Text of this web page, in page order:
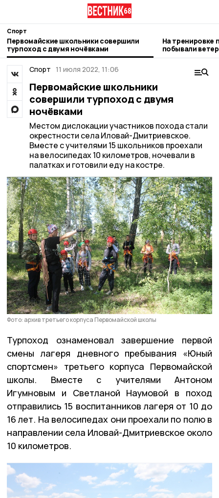
Спорт
Первомайские школьники совершили
турпоход с двумя ночёвками
На тренировке
побывали
Первомайского
Спорт 11 июля 2022, 11:06
Первомайские школьники
совершили турпоход с двумя
ночёвками
Местом дислокации участников похода стали
окрестности села Иловай-Дмитриевское.
Вместе с учителями 15 школьников проехали
на велосипедах 10 километров, ночевали в
палатках и готовили еду на костре.
Фото: архив третьего корпуса Первомайской школы
Турпоход ознаменовал завершение первой
смены лагеря дневного пребывания «Юный
спортсмен» третьего корпуса Первомайской
школы. Вместе с учителями Антоном
Игумновым и Светланой Наумовой в поход
отправились 15 воспитанников лагеря от 10 до
16 лет. На велосипедах они проехали по полю в
направлении села Иловай-Дмитриевское около
10 километров.